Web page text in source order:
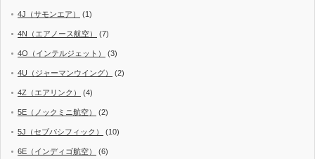
4J（サモンエア） (1)
4N（エアノース航空） (7)
4O（インテルジェット） (3)
4U（ジャーマンウイング） (2)
4Z（エアリンク） (4)
5E（ノックミニ航空） (2)
5J（セブパシフィック） (10)
6E（インディゴ航空） (6)